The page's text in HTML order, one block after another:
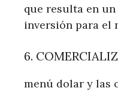
que resulta en
inversión para el
6.
menú dolar y las